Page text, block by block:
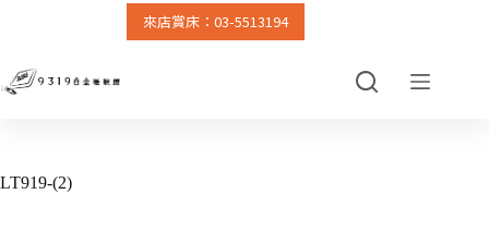
主
來店賞床：03-5513194
LT919-(2)